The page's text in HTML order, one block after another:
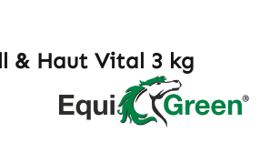
& Haut Vital 3 kg